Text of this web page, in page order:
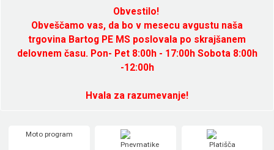
Obvestilo!
Obveščamo vas, da bo v mesecu avgustu naša
trgovina Bartog PE MS poslovala po skrajšanem
delovnem času. Pon- Pet 8:00h - 17:00h Sobota 8:00h
-12:00h
Hvala za razumevanje!
Moto program